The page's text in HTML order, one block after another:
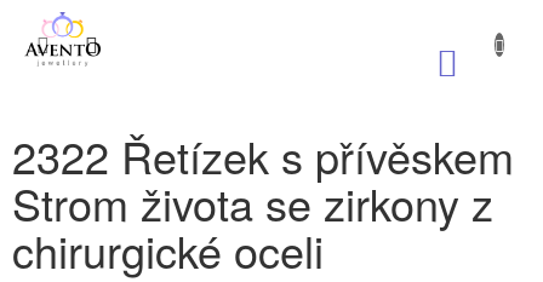
obsah
2322 Řetízek s přívěskem
Strom života se zirkony z
chirurgické oceli